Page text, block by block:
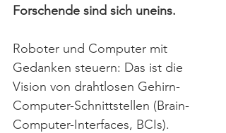
Forschende sind sich uneins.
Roboter und Computer mit
Gedanken steuern: Das ist die
Vision von drahtlosen Gehirn-
Computer-Schnittstellen (Brain-
Computer-Interfaces, BCIs).